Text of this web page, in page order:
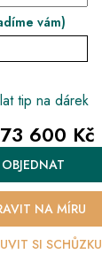
vám)
tip na dárek
73 600 Kč
OBJEDNAT
SI SCHŮZKU
NA MÍRU